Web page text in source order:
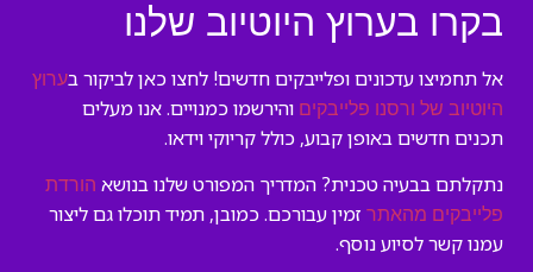
בקרו בערוץ היוטיוב שלנו
אל תחמיצו עדכונים ופלייבקים חדשים! לחצו כאן לביקור בערוץ
היוטיוב של ורסנו פלייבקים והירשמו כמנויים. אנו מעלים
תכנים חדשים באופן קבוע, כולל קריוקי וידאו.
נתקלתם בבעיה טכנית? המדריך המפורט שלנו בנושא הורדת
פלייבקים מהאתר זמין עבורכם. כמובן, תמיד תוכלו גם ליצור
עמנו קשר לסיוע נוסף.